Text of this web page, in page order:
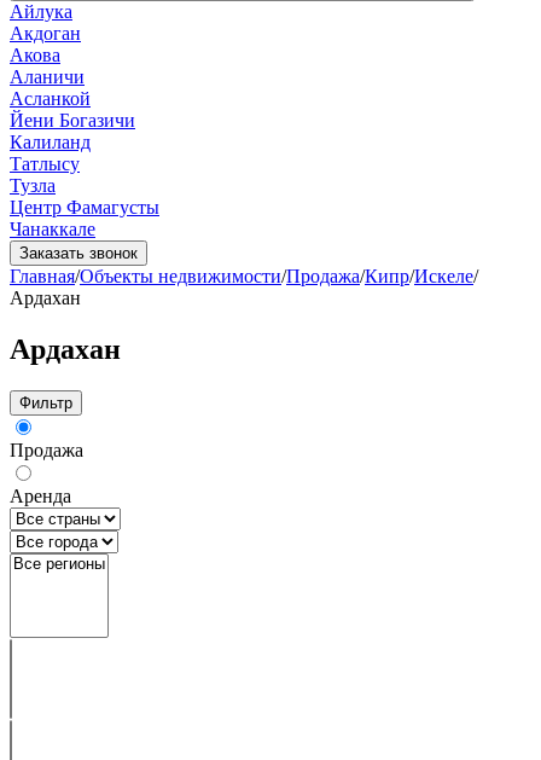
Айлука
Акдоган
Акова
Аланичи
Асланкой
Йени Богазичи
Калиланд
Татлысу
Тузла
Центр Фамагусты
Чанаккале
Заказать звонок
Главная/Объекты недвижимости/Продажа/Кипр/Искеле/
Ардахан
Ардахан
Фильтр
Продажа
Аренда